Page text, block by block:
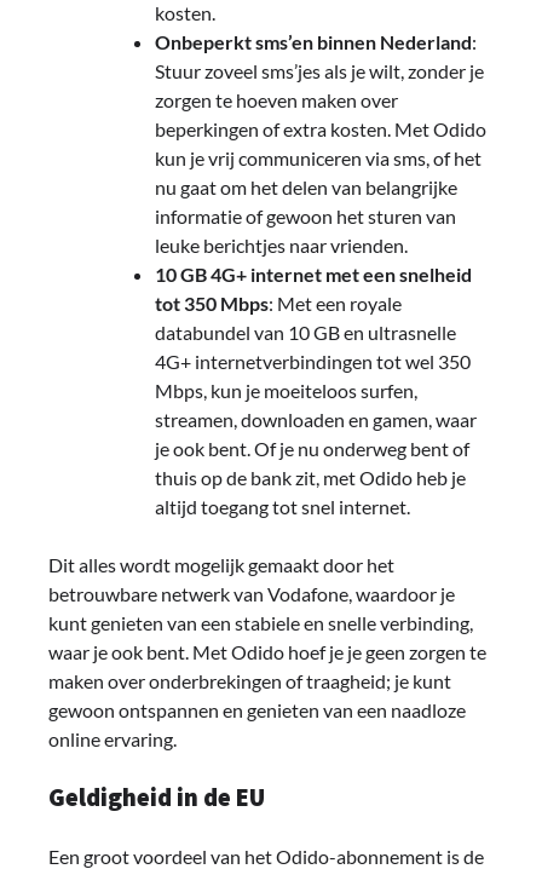
kosten.
Onbeperkt sms’en binnen Nederland:
Stuur zoveel sms’jes als je wilt, zonder je
zorgen te hoeven maken over
beperkingen of extra kosten. Met Odido
kun je vrij communiceren via sms, of het
nu gaat om het delen van belangrijke
informatie of gewoon het sturen van
leuke berichtjes naar vrienden.
10 GB 4G+ internet met een snelheid
tot 350 Mbps: Met een royale
databundel van 10 GB en ultrasnelle
4G+ internetverbindingen tot wel 350
Mbps, kun je moeiteloos surfen,
streamen, downloaden en gamen, waar
je ook bent. Of je nu onderweg bent of
thuis op de bank zit, met Odido heb je
altijd toegang tot snel internet.
Dit alles wordt mogelijk gemaakt door het
betrouwbare netwerk van Vodafone, waardoor je
kunt genieten van een stabiele en snelle verbinding,
waar je ook bent. Met Odido hoef je je geen zorgen te
maken over onderbrekingen of traagheid; je kunt
gewoon ontspannen en genieten van een naadloze
online ervaring.
Geldigheid in de EU
Een groot voordeel van het Odido-abonnement is de